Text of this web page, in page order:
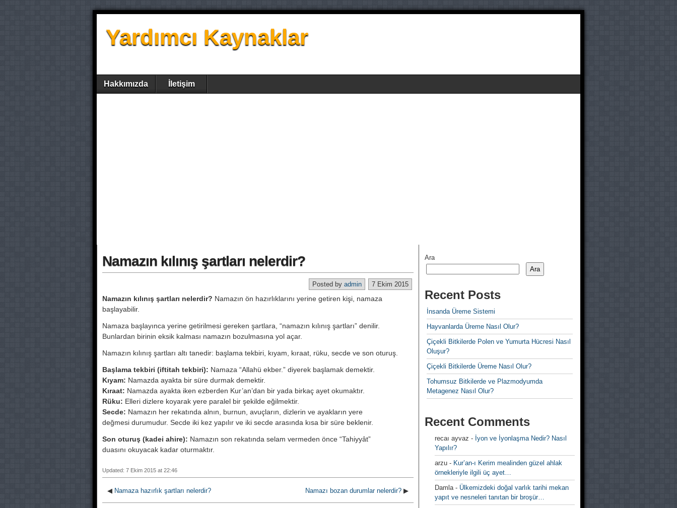
Yardımcı Kaynaklar
Hakkımızda İletişim
Namazın kılınış şartları nelerdir?
7 Ekim 2015
Posted by admin
Namazın kılınış şartları nelerdir? Namazın ön hazırlıklarını yerine getiren kişi, namaza
başlayabilir.
Namaza başlayınca yerine getirilmesi gereken şartlara, “namazın kılınış şartları” denilir.
Bunlardan birinin eksik kalması namazın bozulmasına yol açar.
Namazın kılınış şartları altı tanedir: başlama tekbiri, kıyam, kıraat, rüku, secde ve son oturuş.
Başlama tekbiri (iftitah tekbiri): Namaza “Allahü ekber.” diyerek başlamak demektir.
Kıyam: Namazda ayakta bir süre durmak demektir.
Kıraat: Namazda ayakta iken ezberden Kur’an’dan bir yada birkaç ayet okumaktır.
Rüku: Elleri dizlere koyarak yere paralel bir şekilde eğilmektir.
Secde: Namazın her rekatında alnın, burnun, avuçların, dizlerin ve ayakların yere
değmesi durumudur. Secde iki kez yapılır ve iki secde arasında kısa bir süre beklenir.
Son oturuş (kadei ahire): Namazın son rekatında selam vermeden önce “Tahiyyât”
duasını okuyacak kadar oturmaktır.
Updated: 7 Ekim 2015 at 22:46
◀ Namaza hazırlık şartları nelerdir? Namazı bozan durumlar nelerdir? ▶
Ara
Ara
Recent Posts
İnsanda Üreme Sistemi
Hayvanlarda Üreme Nasıl Olur?
Çiçekli Bitkilerde Polen ve Yumurta Hücresi Nasıl
Oluşur?
Çiçekli Bitkilerde Üreme Nasıl Olur?
Tohumsuz Bitkilerde ve Plazmodyumda
Metagenez Nasıl Olur?
Recent Comments
recaı ayvaz - İyon ve İyonlaşma Nedir? Nasıl
Yapılır?
arzu - Kur’an-ı Kerim mealinden güzel ahlak
örnekleriyle ilgili üç ayet…
Damla- Ülkemizdeki doğal varlık tarihi mekan
yapıt ve nesneleri tanıtan bir broşür…